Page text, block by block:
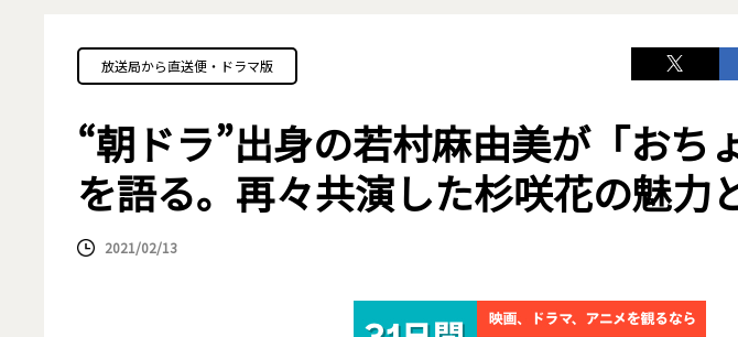
放送局から直送便・ドラマ版
“朝ドラ”出身の若村麻由美が「おち
を語る。再々共演した杉咲花の魅力
2021/02/13